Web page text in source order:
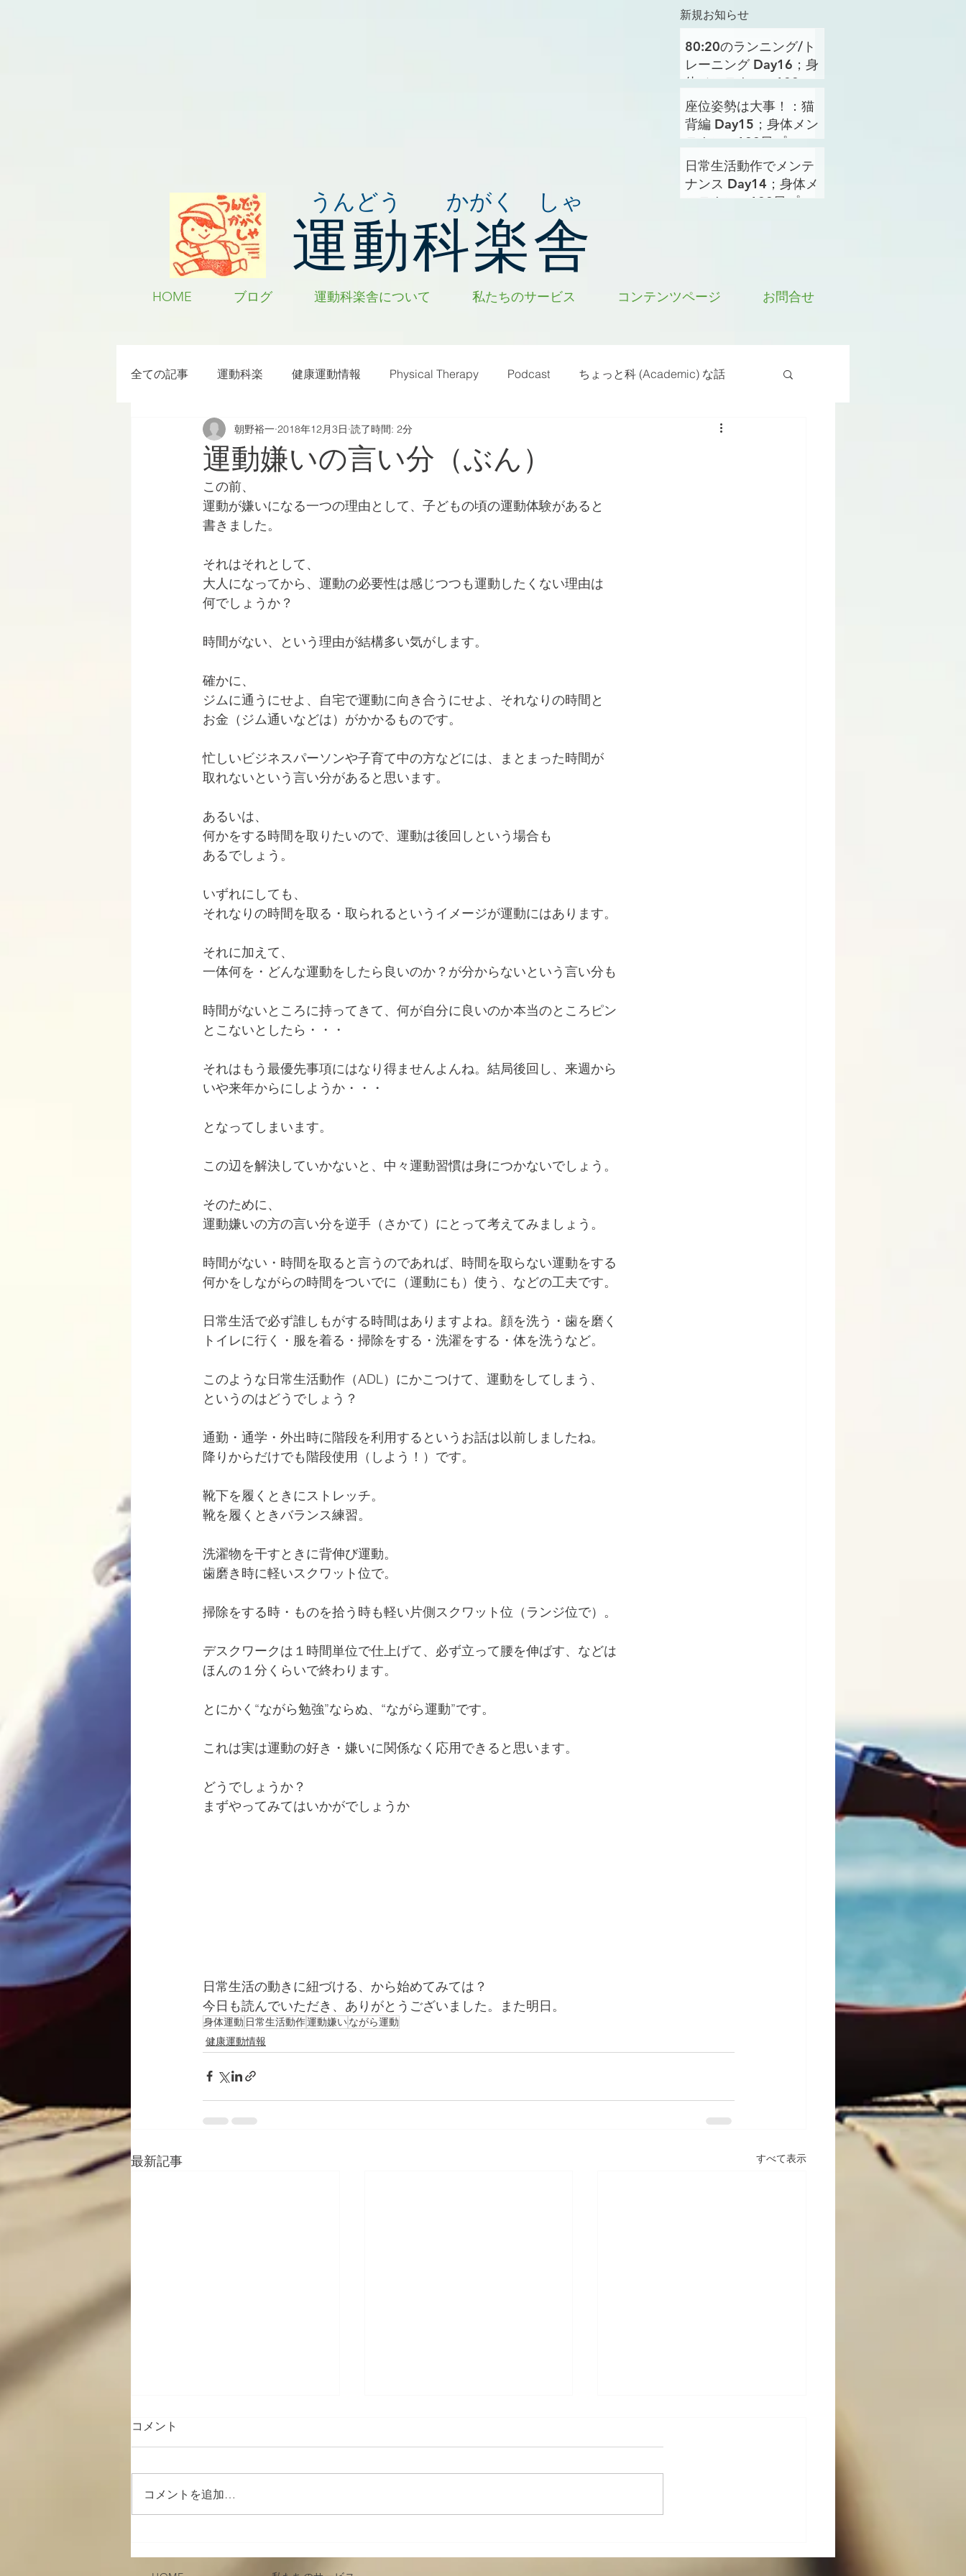
新規お知らせ
うんどう かがく しゃ
運動科楽舎
80:20のランニング/ト
レーニング Day16；身
体メンテナンス100日
プロジェクト
座位姿勢は大事！：猫
背編 Day15；身体メン
テナンス100日プロジ
ェクト
日常生活動作でメンテ
ナンス Day14；身体メ
ンテナンス100日プロ
HOME ブログ 運動科楽舎について 私たちのサービス コンテンツページ お問合せ
全ての記事 運動科楽 健康運動情報 Physical Therapy Podcast ちょっと科 (Academic) な話
ちょっと楽 (Entertainment) な話 雑感その他
RWC2019 ラグビー
運動嫌いの言い分（ぶん）
朝野裕一 2018年12月3日 読了時間: 2分
この前、
運動が嫌いになる一つの理由として、子どもの頃の運動体験があると
書きました。
それはそれとして、
大人になってから、運動の必要性は感じつつも運動したくない理由は
何でしょうか？
時間がない、という理由が結構多い気がします。
確かに、
ジムに通うにせよ、自宅で運動に向き合うにせよ、それなりの時間と
お金（ジム通いなどは）がかかるものです。
忙しいビジネスパーソンや子育て中の方などには、まとまった時間が
取れないという言い分があると思います。
あるいは、
何かをする時間を取りたいので、運動は後回しという場合も
あるでしょう。
いずれにしても、
それなりの時間を取る・取られるというイメージが運動にはあります。
それに加えて、
一体何を・どんな運動をしたら良いのか？が分からないという言い分も
時間がないところに持ってきて、何が自分に良いのか本当のところピン
とこないとしたら・・・
それはもう最優先事項にはなり得ませんよんね。結局後回し、来週から
いや来年からにしようか・・・
となってしまいます。
この辺を解決していかないと、中々運動習慣は身につかないでしょう。
そのために、
運動嫌いの方の言い分を逆手（さかて）にとって考えてみましょう。
時間がない・時間を取ると言うのであれば、時間を取らない運動をする
何かをしながらの時間をついでに（運動にも）使う、などの工夫です。
日常生活で必ず誰しもがする時間はありますよね。顔を洗う・歯を磨く
トイレに行く・服を着る・掃除をする・洗濯をする・体を洗うなど。
このような日常生活動作（ADL）にかこつけて、運動をしてしまう、
というのはどうでしょう？
通勤・通学・外出時に階段を利用するというお話は以前しましたね。
降りからだけでも階段使用（しよう！）です。
靴下を履くときにストレッチ。
靴を履くときバランス練習。
洗濯物を干すときに背伸び運動。
歯磨き時に軽いスクワット位で。
掃除をする時・ものを拾う時も軽い片側スクワット位（ランジ位で）。
デスクワークは１時間単位で仕上げて、必ず立って腰を伸ばす、などは
ほんの１分くらいで終わります。
とにかく“ながら勉強”ならぬ、“ながら運動”です。
これは実は運動の好き・嫌いに関係なく応用できると思います。
どうでしょうか？
まずやってみてはいかがでしょうか
日常生活の動きに紐づける、から始めてみては？
今日も読んでいただき、ありがとうございました。また明日。
身体運動 日常生活動作運動嫌いながら運動
健康運動情報
最新記事 すべて表示
身体を動かしたい人へ
具体的な身体操作６ 簡単な腰
具体的な身体操作５（続々・
コメント
コメントを追加…